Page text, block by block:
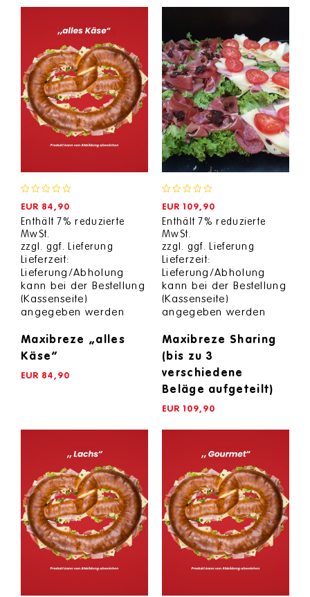
of
5
EUR 84,90
Enthält 7% reduzierte
MwSt.
zzgl. ggf. Lieferung
Lieferzeit:
Lieferung/Abholung
kann bei der Bestellung
(Kassenseite)
angegeben werden
Maxibreze „alles
Käse“
EUR 84,90
of
5
EUR 109,90
Enthält 7% reduzierte
MwSt.
zzgl. ggf. Lieferung
Lieferzeit:
Lieferung/Abholung
kann bei der Bestellung
(Kassenseite)
angegeben werden
Maxibreze Sharing
(bis zu 3
verschiedene
Beläge aufgeteilt)
EUR 109,90